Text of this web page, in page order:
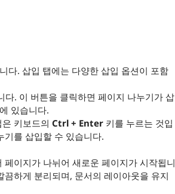
다. 삽입 탭에는 다양한 삽입 옵션이 포함
다. 이 버튼을 클릭하면 페이지 나누기가 삽
있습니다.
키보드의 Ctrl + Enter 키를 누르는 것입
기를 삽입할 수 있습니다.
이지가 나뉘어 새로운 페이지가 시작됩니
하게 분리되며, 문서의 레이아웃을 유지